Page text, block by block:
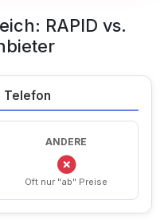
RAPID vs.
Telefon
ANDERE
Oft nur "ab" Preise